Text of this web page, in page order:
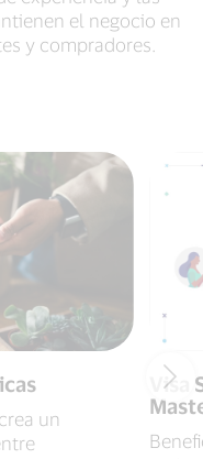
el negocio en
y compradores.
un